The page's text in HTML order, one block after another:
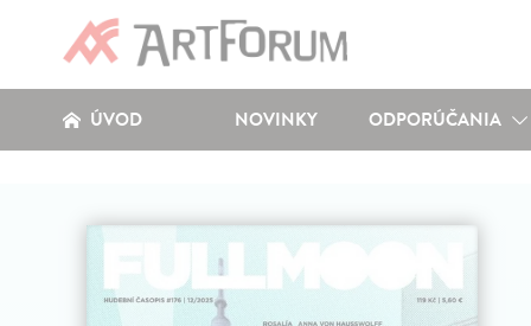
ÚVOD NOVINKY ODPORÚČANIA